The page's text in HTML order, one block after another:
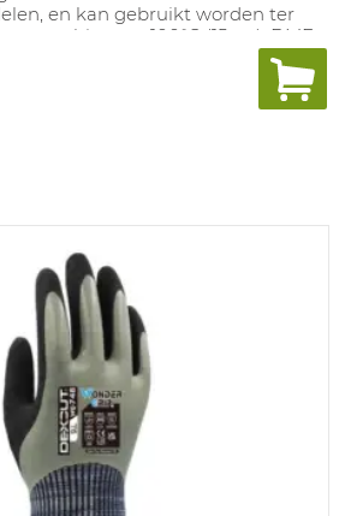
en kan gebruikt worden ter
tot 100°C (15sec). DMF-
Tex label en touchscreen functie.